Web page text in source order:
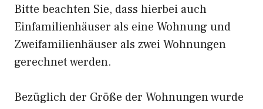
Bitte beachten Sie, dass hierbei auch
Einfamilienhäuser als eine Wohnung und
Zweifamilienhäuser als zwei Wohnungen
gerechnet werden.
Bezüglich der Größe der Wohnungen wurde